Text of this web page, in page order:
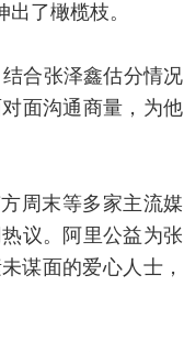
了橄榄枝。
合张泽鑫估分情况
面沟通商量，为他
周末等多家主流媒
议。阿里公益为张
谋面的爱心人士，